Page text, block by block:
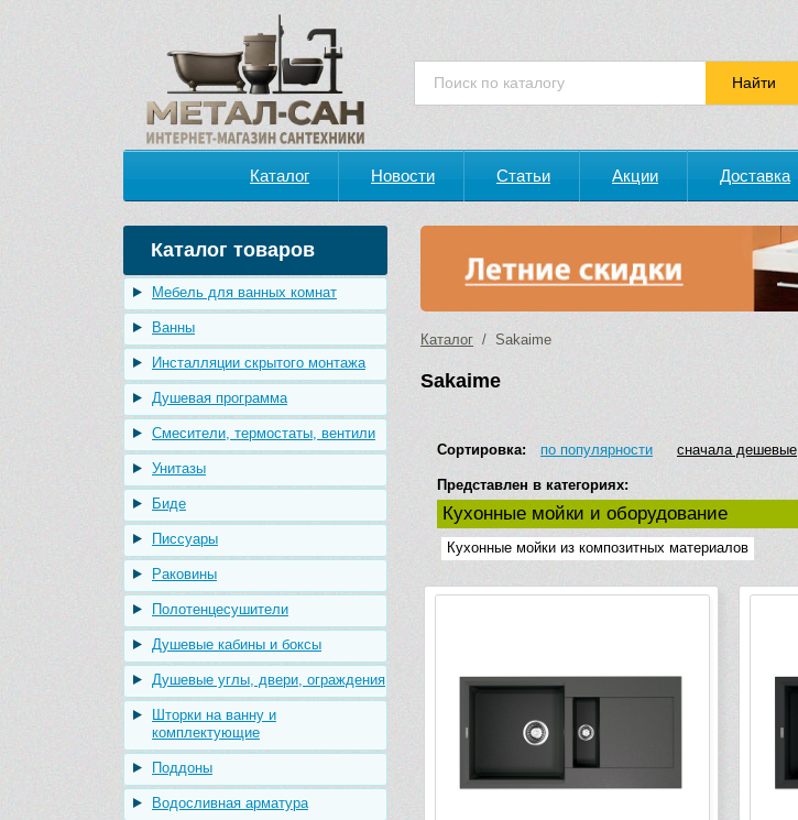
Каталог Новости Статьи Акции Доставка
Каталог товаров
Мебель для ванных комнат
Ванны
Инсталляции скрытого монтажа
Душевая программа
Смесители, термостаты, вентили
Унитазы
Биде
Писсуары
Раковины
Полотенцесушители
Душевые кабины и боксы
Душевые углы, двери, ограждения
Шторки на ванну и
комплектующие
Поддоны
Водосливная арматура
Каталог / Sakaime
Sakaime
Сортировка: по популярности сначала дешевые
Представлен в категориях:
Кухонные мойки и оборудование
Кухонные мойки из композитных материалов